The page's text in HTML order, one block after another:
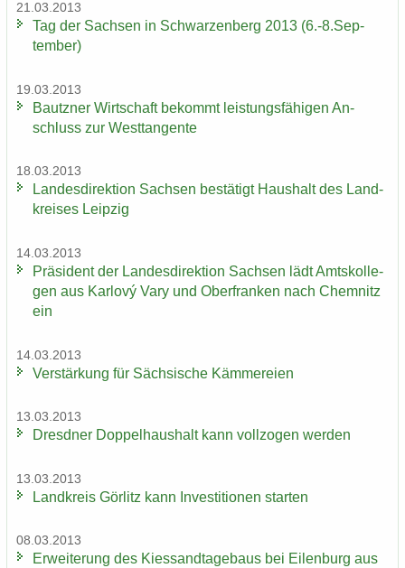
21.03.2013
Tag der Sach­sen in Schwar­zen­berg 2013 (6.-8.Sep­
tem­ber)
19.03.2013
Bautz­ner Wirt­schaft be­kommt leis­tungs­fä­hi­gen An­
schluss zur West­tan­gen­te
18.03.2013
Lan­des­di­rek­ti­on Sach­sen be­stä­tigt Haus­halt des Land­
krei­ses Leip­zig
14.03.2013
Prä­si­dent der Lan­des­di­rek­ti­on Sach­sen lädt Amts­kol­le­
gen aus Karlový Vary und Ober­fran­ken nach Chem­nitz
ein
14.03.2013
Ver­stär­kung für Säch­si­sche Käm­me­rei­en
13.03.2013
Dresd­ner Dop­pel­haus­halt kann voll­zo­gen wer­den
13.03.2013
Land­kreis Gör­litz kann In­ves­ti­tio­nen star­ten
08.03.2013
Er­wei­te­rung des Kies­sand­ta­ge­baus bei Ei­len­burg aus